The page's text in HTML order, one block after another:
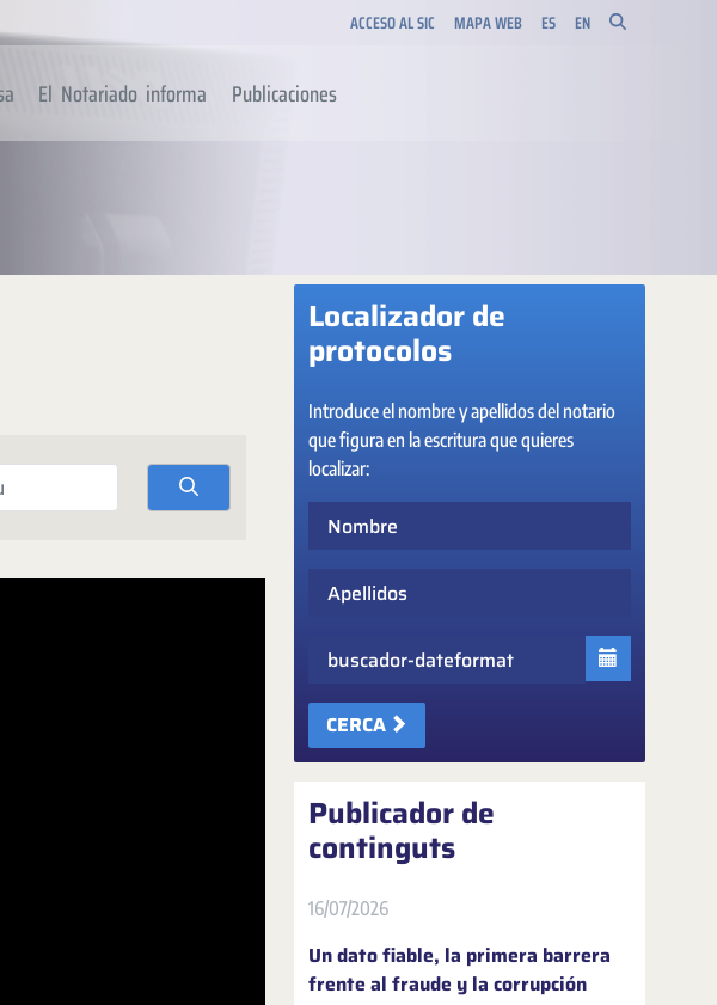
ACCESO AL SIC MAPA WEB ES EN
El Notariado informa Publicaciones
Localizador de
protocolos
Introduce el nombre y apellidos del notario
que figura en la escritura que quieres
localizar:
CERCA
Publicador de
continguts
16/07/2026
Un dato fiable, la primera barrera
frente al fraude y la corrupción